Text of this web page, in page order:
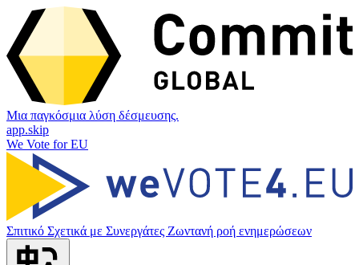
Μια παγκόσμια λύση δέσμευσης.
app.skip
We Vote for EU
Σπιτικό Σχετικά με Συνεργάτες Ζωντανή ροή ενημερώσεων